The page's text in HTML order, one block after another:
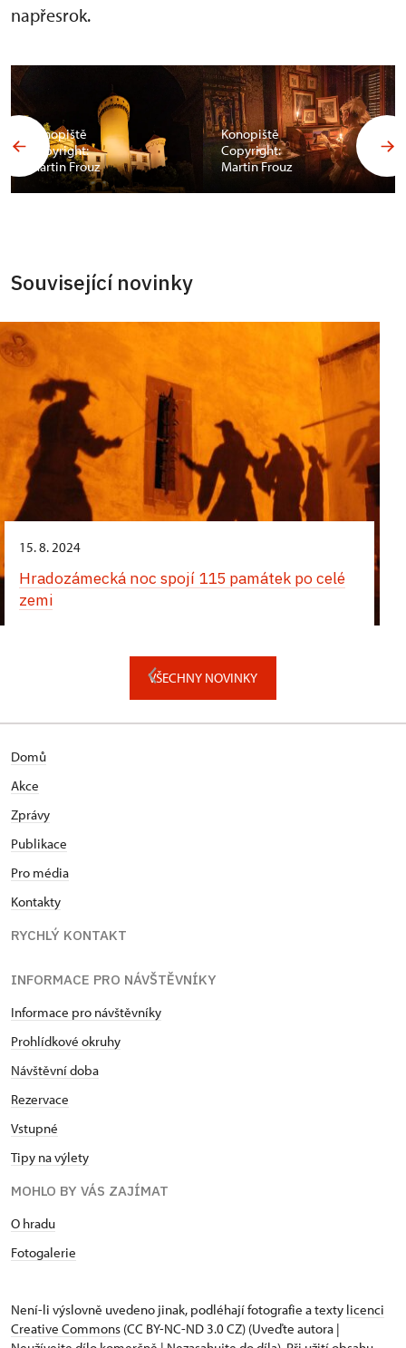
napřesrok.
Konopiště
Copyright:
Martin Frouz
Konopiště
Copyright:
Martin Frouz
Související novinky
15. 8. 2024
Hradozámecká noc spojí 115 památek po celé
zemi
VŠECHNY NOVINKY
Domů
Akce
Zprávy
Publikace
Pro média
Kontakty
RYCHLÝ KONTAKT
INFORMACE PRO NÁVŠTĚVNÍKY
Informace pro návštěvníky
Prohlídkové okruhy
Návštěvní doba
Rezervace
Vstupné
Tipy na výlety
MOHLO BY VÁS ZAJÍMAT
O hradu
Fotogalerie
Není-li výslovně uvedeno jinak, podléhají fotografie a texty licenci
Creative Commons (CC BY-NC-ND 3.0 CZ) (Uveďte autora |